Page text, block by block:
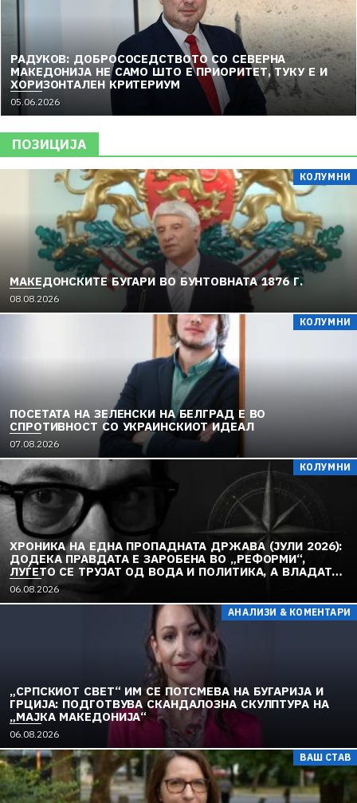
РАДУКОВ: ДОБРОСОСЕДСТВОТО СО СЕВЕРНА
МАКЕДОНИЈА НЕ САМО ШТО Е ПРИОРИТЕТ, ТУКУ Е И
ХОРИЗОНТАЛЕН КРИТЕРИУМ
05.06.2026
ПОЗИЦИЈА
КОЛУМНИ
МАКЕДОНСКИТЕ БУГАРИ ВО БУНТОВНАТА 1876 Г.
08.08.2026
КОЛУМНИ
ПОСЕТАТА НА ЗЕЛЕНСКИ НА БЕЛГРАД Е ВО
СПРОТИВНОСТ СО УКРАИНСКИОТ ИДЕАЛ
07.08.2026
КОЛУМНИ
ХРОНИКА НА ЕДНА ПРОПАДНАТА ДРЖАВА (ЈУЛИ 2026):
ДОДЕКА ПРАВДАТА Е ЗАРОБЕНА ВО „РЕФОРМИ“,
ЛУЃЕТО СЕ ТРУЈАТ ОД ВОДА И ПОЛИТИКА, А ВЛАДАТА
И ОПОЗИЦИЈАТА СЕ „РЕКОНСТРУИРААТ“ – ЗЕМЈАТА
ТОНЕ ВО „ДОСТОИНСТВО“ И МОЛЧИ ПРЕД УКРАИНА
06.08.2026
АНАЛИЗИ & КОМЕНТАРИ
„СРПСКИОТ СВЕТ“ ИМ СЕ ПОТСМЕВА НА БУГАРИЈА И
ГРЦИЈА: ПОДГОТВУВА СКАНДАЛОЗНА СКУЛПТУРА НА
„МАЈКА МАКЕДОНИЈА“
06.08.2026
ВАШ СТАВ